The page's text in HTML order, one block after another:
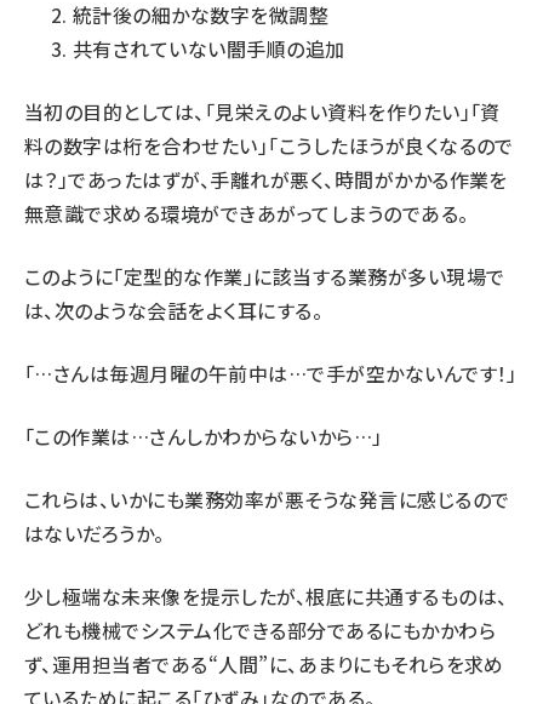
統計後の細かな数字を微調整
共有されていない闇手順の追加
当初の目的としては、「見栄えのよい資料を作りたい」「資
料の数字は桁を合わせたい」「こうしたほうが良くなるので
は？」であったはずが、手離れが悪く、時間がかかる作業を
無意識で求める環境ができあがってしまうのである。
このように「定型的な作業」に該当する業務が多い現場で
は、次のような会話をよく耳にする。
「…さんは毎週月曜の午前中は…で手が空かないんです！」
「この作業は…さんしかわからないから…」
これらは、いかにも業務効率が悪そうな発言に感じるので
はないだろうか。
少し極端な未来像を提示したが、根底に共通するものは、
どれも機械でシステム化できる部分であるにもかかわら
ず、運用担当者である“人間”に、あまりにもそれらを求め
ているために起こる「ひずみ」なのである。